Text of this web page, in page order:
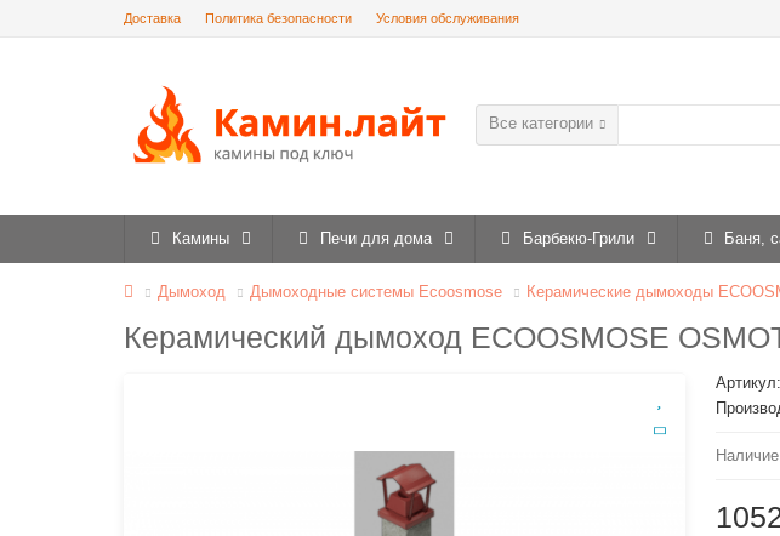
Доставка Политика безопасности Условия обслуживания
Все категории
Камины Печи для дома Барбекю-Грили Баня,
Дымоход Дымоходные системы Ecoosmose Керамические дымоходы
Керамический дымоход ECOOSMOSE
Артикул: